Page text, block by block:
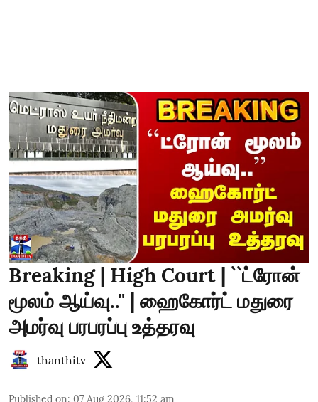
Breaking | High Court | ``ட்ரோன்
மூலம் ஆய்வு..'' | ஹைகோர்ட் மதுரை
அமர்வு பரபரப்பு உத்தரவு
thanthitv
Published on: 07 Aug 2026, 11:52 am